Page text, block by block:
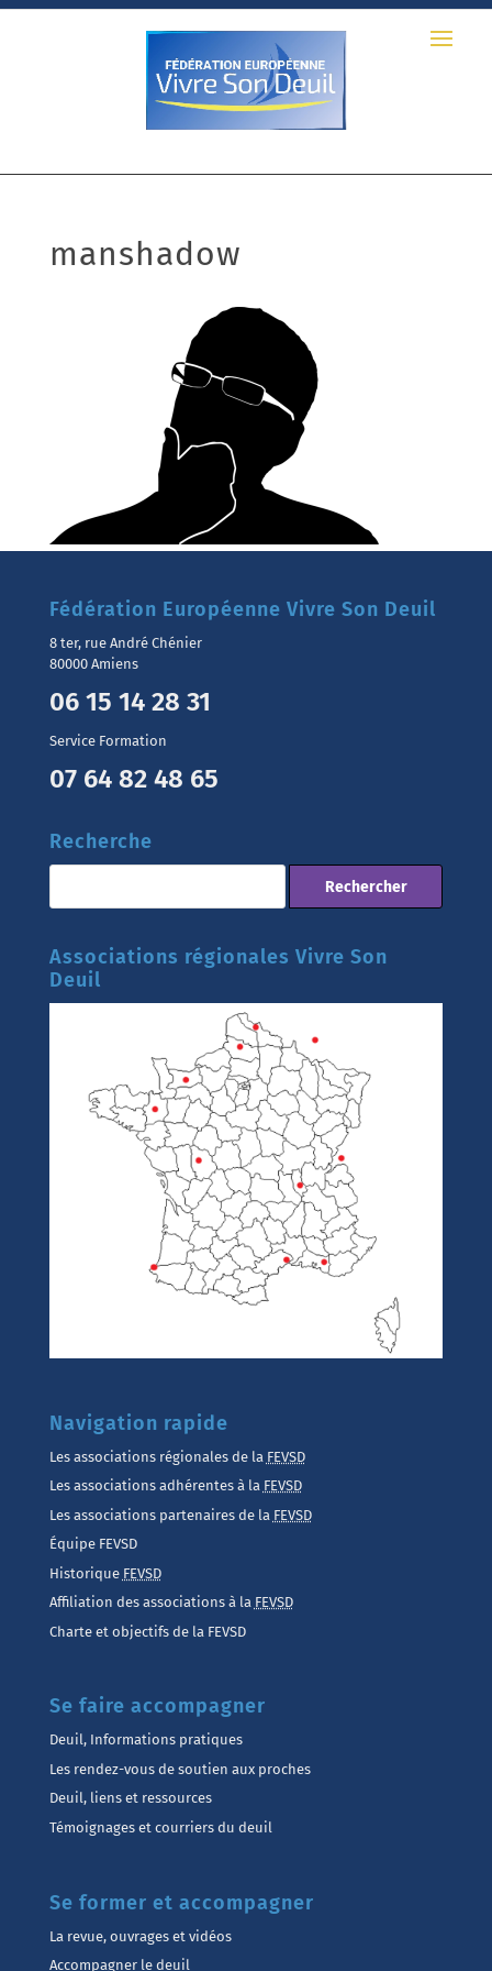
manshadow
Fédération Européenne Vivre Son Deuil
8 ter, rue André Chénier
80000 Amiens
06 15 14 28 31
Service Formation
07 64 82 48 65
Recherche
Associations régionales Vivre Son
Deuil
Navigation rapide
Les associations régionales de la FEVSD
Les associations adhérentes à la FEVSD
Les associations partenaires de la FEVSD
Équipe FEVSD
Historique FEVSD
Affiliation des associations à la FEVSD
Charte et objectifs de la FEVSD
Se faire accompagner
Deuil, Informations pratiques
Les rendez-vous de soutien aux proches
Deuil, liens et ressources
Témoignages et courriers du deuil
Se former et accompagner
La revue, ouvrages et vidéos
Accompagner le deuil